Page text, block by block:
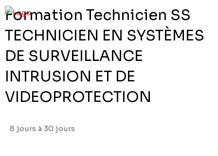
Formation Technicien SS
TECHNICIEN EN SYSTÈMES
DE SURVEILLANCE
INTRUSION ET DE
VIDEOPROTECTION
8 jours à 30 jours